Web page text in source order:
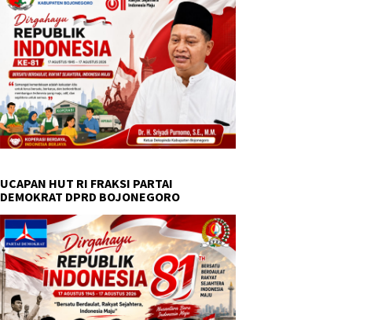
UCAPAN HUT RI FRAKSI PARTAI
DEMOKRAT DPRD BOJONEGORO